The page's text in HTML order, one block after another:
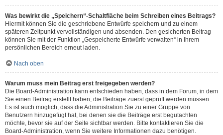
Was bewirkt die „Speichern“-Schaltfläche beim Schreiben eines Beitrags?
Hiermit können Sie die geschriebene Entwürfe speichern und zu einem
späteren Zeitpunkt vervollständigen und absenden. Den gesicherten Beitrag
können Sie mit der Funktion „Gespeicherte Entwürfe verwalten“ in Ihrem
persönlichen Bereich erneut laden.
Nach oben
Warum muss mein Beitrag erst freigegeben werden?
Die Board-Administration kann entschieden haben, dass in dem Forum, in dem
Sie einen Beitrag erstellt haben, die Beiträge zuerst geprüft werden müssen.
Es ist auch möglich, dass die Administration Sie zu einer Gruppe von
Benutzern hinzugefügt hat, bei denen sie die Beiträge erst begutachten
möchte, bevor sie auf der Seite sichtbar werden. Bitte kontaktieren Sie die
Board-Administration, wenn Sie weitere Informationen dazu benötigen.